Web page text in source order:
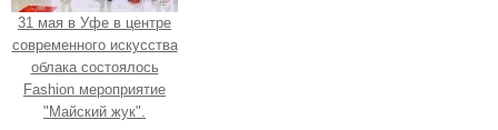
31 мая в Уфе в центре
современного искусства
облака состоялось
Fashion мероприятие
"Майский жук".